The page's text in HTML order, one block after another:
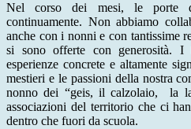
​Nel corso dei mesi, le porte
continuamente. Non abbiamo
anche con i nonni e con tantissime
si sono offerte con generosità. I
esperienze concrete e altamente
mestieri e le passioni della nostra
nonno dei “geis, il calzolaio,
la
associazioni del territorio che ci
dentro che fuori da scuola.